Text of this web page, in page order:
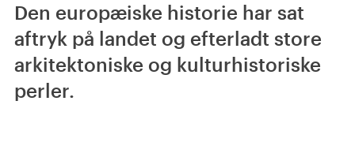
Den europæiske historie har sat
aftryk på landet og efterladt store
arkitektoniske og kulturhistoriske
perler.